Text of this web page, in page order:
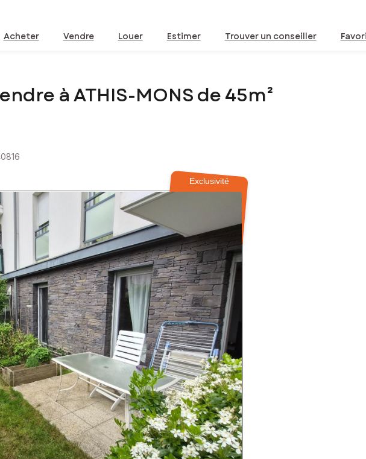
Acheter Vendre Louer Estimer Trouver un conseiller
à ATHIS-MONS de 45m²
Exclusivité